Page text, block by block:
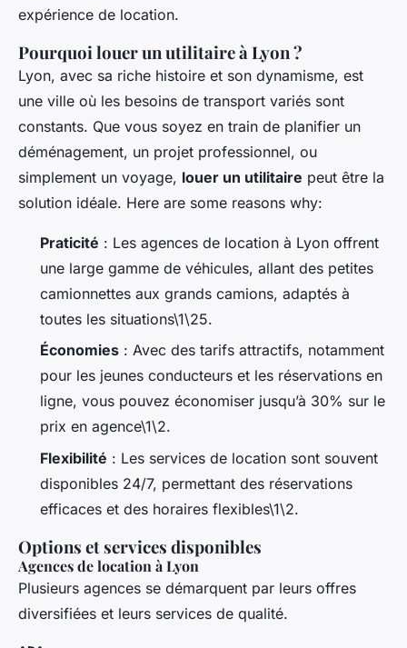
expérience de location.
Pourquoi louer un utilitaire à Lyon ?
Lyon, avec sa riche histoire et son dynamisme, est
une ville où les besoins de transport variés sont
constants. Que vous soyez en train de planifier un
déménagement, un projet professionnel, ou
simplement un voyage, louer un utilitaire peut être la
solution idéale. Here are some reasons why:
Praticité : Les agences de location à Lyon offrent
une large gamme de véhicules, allant des petites
camionnettes aux grands camions, adaptés à
toutes les situations\1\25.
Économies : Avec des tarifs attractifs, notamment
pour les jeunes conducteurs et les réservations en
ligne, vous pouvez économiser jusqu’à 30% sur le
prix en agence\1\2.
Flexibilité : Les services de location sont souvent
disponibles 24/7, permettant des réservations
efficaces et des horaires flexibles\1\2.
Options et services disponibles
Agences de location à Lyon
Plusieurs agences se démarquent par leurs offres
diversifiées et leurs services de qualité.